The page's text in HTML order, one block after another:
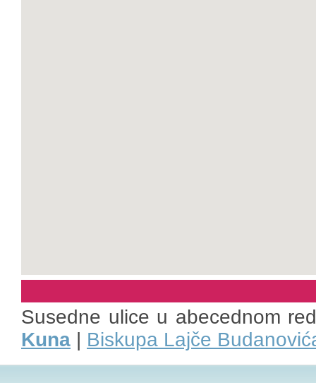
Susedne ulice u abecednom
Kuna | Biskupa Lajče